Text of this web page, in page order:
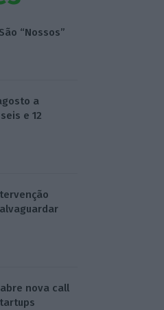
“Nossos”
a
e 12
abre nova call